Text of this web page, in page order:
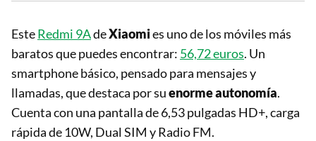
EsteRedmi 9AdeXiaomies uno de los móviles más
baratos que puedes encontrar: 56,72 euros. Un
smartphone básico, pensado para mensajes y
llamadas, que destaca por suenorme autonomía.
Cuenta con una pantalla de 6,53 pulgadas HD+, carga
rápida de 10W, Dual SIM y Radio FM.